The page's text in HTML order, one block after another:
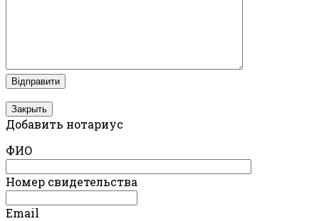
Закрыть
Добавить нотариус
ФИО
Номер свидетельства
Email